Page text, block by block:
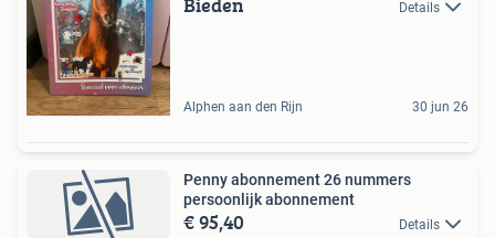
Details
Alphen aan den Rijn 30 jun 26
Penny abonnement 26 nummers
persoonlijk abonnement
€ 95,40 Details